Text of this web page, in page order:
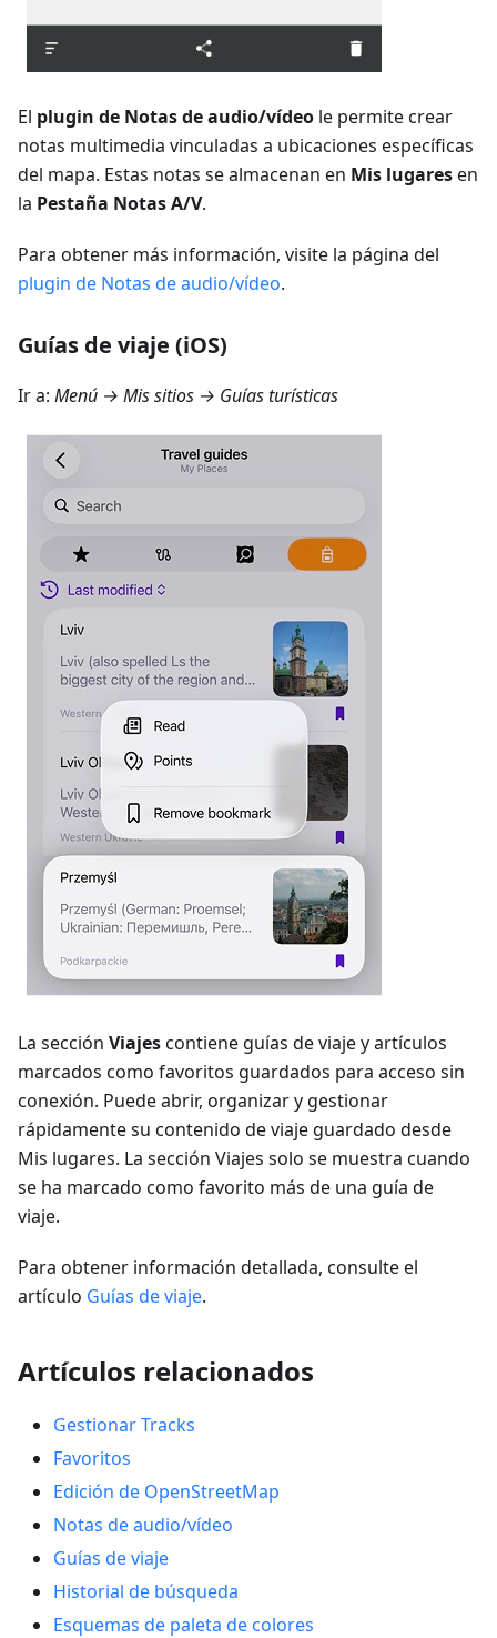
El plugin de Notas de audio/vídeo le permite crear
notas multimedia vinculadas a ubicaciones específicas
del mapa. Estas notas se almacenan en Mis lugaresen
la Pestaña Notas A/V.
Para obtener más información, visite la página del
plugin de Notas de audio/vídeo.
Guías de viaje (iOS)
Ir a: Menú → Mis sitios → Guías turísticas
La sección Viajescontiene guías de viaje y artículos
marcados como favoritos guardados para acceso sin
conexión. Puede abrir, organizar y gestionar
rápidamente su contenido de viaje guardado desde
Mis lugares. La sección Viajes solo se muestra cuando
se ha marcado como favorito más de una guía de
viaje.
Para obtener información detallada, consulte el
artículo Guías de viaje.
Artículos relacionados
Gestionar Tracks
Favoritos
Edición de OpenStreetMap
Notas de audio/vídeo
Guías de viaje
Historial de búsqueda
Esquemas de paleta de colores